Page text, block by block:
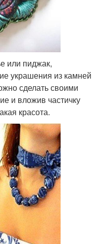
или пиджак,
украшения из камней
сделать своими
и вложив частичку
красота.